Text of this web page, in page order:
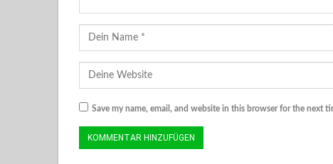
Save my name, email, and website in this browser for the next